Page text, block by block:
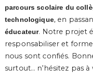
parcours scolaire du
technologique, en
éducateur. Notre projet
responsabiliser et
nous sont confiés.
surtout… n’hésitez pas